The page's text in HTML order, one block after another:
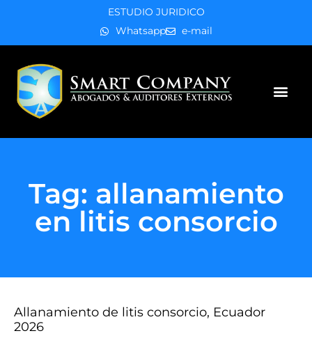
ESTUDIO JURIDICO
Whatsapp
e-mail
Tag: allanamiento
en litis consorcio
Allanamiento de litis consorcio, Ecuador
2026